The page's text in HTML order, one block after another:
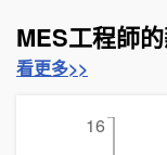
MES工程師
看更多>>
16